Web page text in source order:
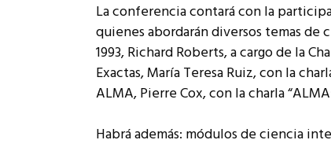
La conferencia contará con la
quienesabordarán diversos temas
1993, Richard Roberts, a cargo de la
Exactas,María Teresa Ruiz, con la
ALMA,Pierre Cox, con la charla
Habrá además: módulos de ciencia